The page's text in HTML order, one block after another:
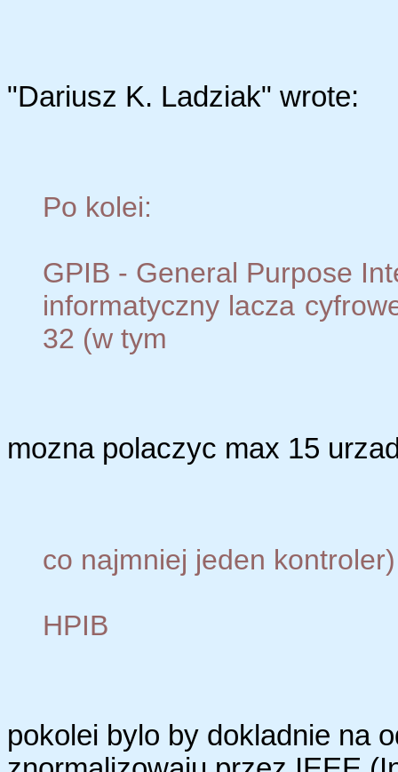
"Dariusz K. Ladziak" wrote:
Po kolei:
GPIB - General Purpose
informatyczny lacza
32 (w tym
mozna polaczyc max 15
co najmniej jeden
HPIB
pokolei bylo by dokladnie na